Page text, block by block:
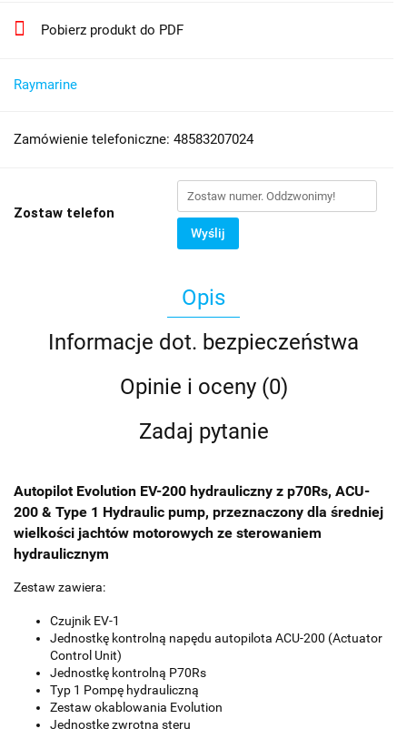
Pobierz produkt do PDF
Raymarine
Zamówienie telefoniczne: 48583207024
Zostaw telefon
Wyślij
Opis
Informacje dot. bezpieczeństwa
Opinie i oceny (0)
Zadaj pytanie
Autopilot Evolution EV-200 hydrauliczny z p70Rs, ACU-
200 & Type 1 Hydraulic pump, przeznaczony dla średniej
wielkości jachtów motorowych ze sterowaniem
hydraulicznym
Zestaw zawiera:
Czujnik EV-1
Jednostkę kontrolną napędu autopilota ACU-200 (Actuator
Control Unit)
Jednostkę kontrolną P70Rs
Typ 1 Pompę hydrauliczną
Zestaw okablowania Evolution
Jednostkę zwrotną steru